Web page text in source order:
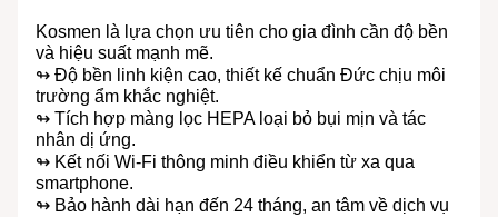
Kosmen là lựa chọn ưu tiên cho gia đình cần độ bền
và hiệu suất mạnh mẽ.
↬ Độ bền linh kiện cao, thiết kế chuẩn Đức chịu môi
trường ẩm khắc nghiệt.
↬ Tích hợp màng lọc HEPA loại bỏ bụi mịn và tác
nhân dị ứng.
↬ Kết nối Wi-Fi thông minh điều khiển từ xa qua
smartphone.
↬ Bảo hành dài hạn đến 24 tháng, an tâm về dịch vụ